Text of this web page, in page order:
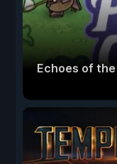
Echoes of the